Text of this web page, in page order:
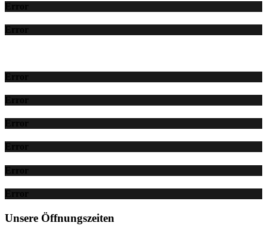
Error
Error
Error
Error
Error
Error
Error
Error
Unsere Öffnungszeiten